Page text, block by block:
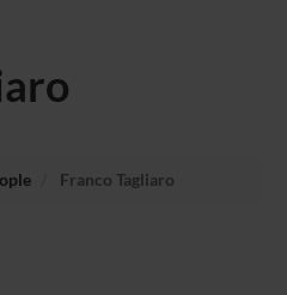
Franco Tagliaro